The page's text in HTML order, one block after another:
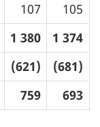
107
105
1 380
1 374
(621)
(681)
759 693